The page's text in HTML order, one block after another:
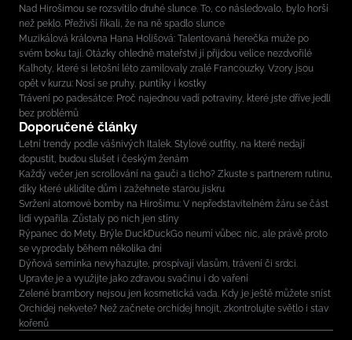
Nad Hirošimou se rozsvítilo druhé slunce. To, co následovalo, bylo horší
než peklo. Přeživší říkali, že na ně spadlo slunce
Muzikálová královna Hana Holišová: Talentovaná herečka muže po
svém boku tají. Otázky ohledně mateřství jí přijdou velice nezdvořilé
Kalhoty, které si letošní léto zamilovaly zralé Francouzky. Vzory jsou
opět v kurzu: Nosí se pruhy, puntíky i kostky
Trávení po padesátce: Proč najednou vadí potraviny, které jste dříve jedli
bez problémů
Doporučené články
Letní trendy podle vášnivých Italek. Stylové outfity, na které nedají
dopustit, budou slušet i českým ženám
Každý večer jen scrollování na gauči a ticho? Zkuste s partnerem rutinu,
díky které uklidíte dům i zažehnete starou jiskru
Svržení atomové bomby na Hirošimu: V nepředstavitelném žáru se část
lidí vypařila. Zůstaly po nich jen stíny
Rýpanec do Mety. Brýle DuckDuckGo neumí vůbec nic, ale právě proto
se vyprodaly během několika dní
Dýňová semínka nevyhazujte, prospívají vlasům, trávení či srdci.
Upravte je a využijte jako zdravou svačinu i do vaření
Zelené brambory nejsou jen kosmetická vada. Kdy je ještě můžete sníst
Orchidej nekvete? Než začnete orchidej hnojit, zkontrolujte světlo i stav
kořenů